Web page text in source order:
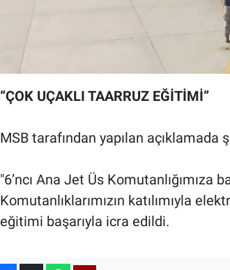
“ÇOK UÇAKLI TAARRUZ EĞİTİMİ”
MSB tarafından yapılan
"6’ncı Ana Jet Üs Komutanlığımıza
Komutanlıklarımızın katılımıyla
eğitimi başarıyla icra edildi.